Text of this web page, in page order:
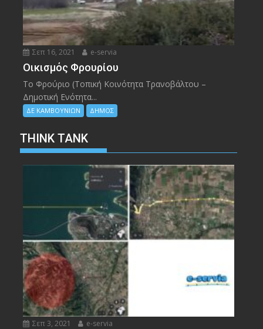
Σεπ 16, 2021 e-servia
Οικισμός Φρουρίου
Το Φρούριο (Τοπική Κοινότητα Τρανοβάλτου –
Δημοτική Ενότητα...
ΔΕ ΚΑΜΒΟΥΝΙΩΝ ΔΗΜΟΣ
THINK TANK
Σεπ 3, 2021 e-servia